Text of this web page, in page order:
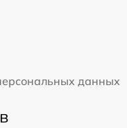
данных